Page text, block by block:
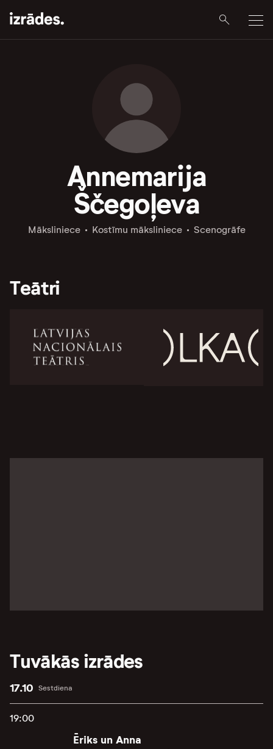
Annemarija
Ščegoļeva
Māksliniece Kostīmu māksliniece Scenogrāfe
Teātri
Tuvākās izrādes
Sestdiena
17.10
19:00
Ēriks un Anna